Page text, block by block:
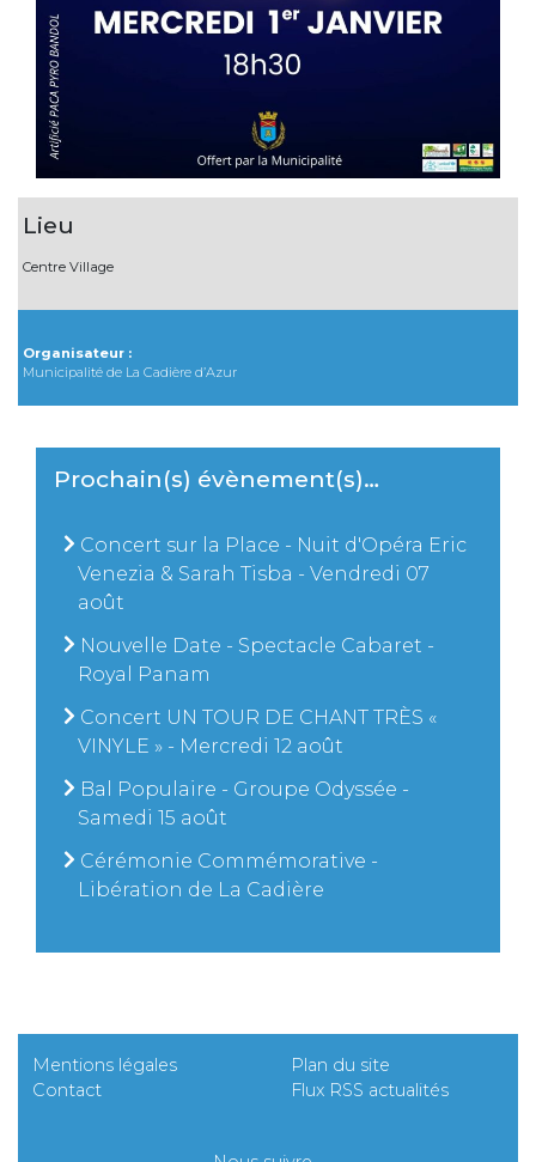
Lieu
Centre Village
Organisateur :
Municipalité de La Cadière d’Azur
Prochain(s) évènement(s)…
Concert sur la Place - Nuit d'Opéra Eric
Venezia & Sarah Tisba - Vendredi 07
août
Nouvelle Date - Spectacle Cabaret -
Royal Panam
Concert UN TOUR DE CHANT TRÈS «
VINYLE » - Mercredi 12 août
Bal Populaire - Groupe Odyssée -
Samedi 15 août
Cérémonie Commémorative -
Libération de La Cadière
Mentions légales
Contact
Plan du site
Flux RSS actualités